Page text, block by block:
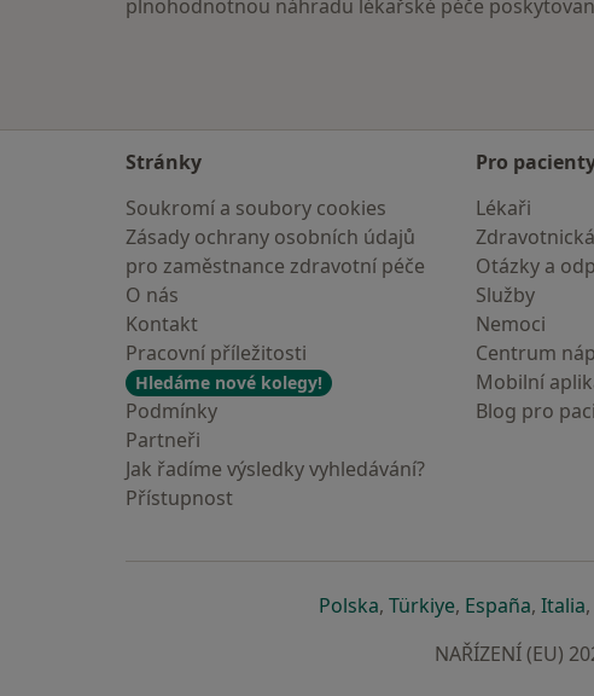
plnohodnotnou náhradu lékařské péče
Stránky
Soukromí a soubory cookies
Zásady ochrany osobních údajů
pro zaměstnance zdravotní péče
O nás
Kontakt
Pracovní příležitosti
Hledáme nové kolegy!
Podmínky
Partneři
Jak řadíme výsledky vyhledávání?
Přístupnost
Pro
Lékaři
Otázky a
Služby
Nemoci
Centrum
Mobilní
Blog pro
Polskase otevře v nové
, Türkiyese otevře v
, Españase
, Italia,
NAŘÍZENÍ (EU)